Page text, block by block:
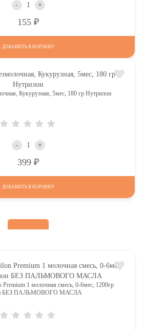
- +
155
ДОБАВИТЬ В КОРЗИНУ
Кукурузная, 5мес, 180 гр Нутрилон
- +
399
ДОБАВИТЬ В КОРЗИНУ
1 молочная смесь, 0-6мес, 1200гр
БЕЗ ПАЛЬМОВОГО МАСЛА